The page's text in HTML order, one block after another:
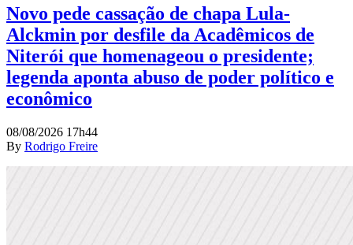
Novo pede cassação de chapa Lula-
Alckmin por desfile da Acadêmicos de
Niterói que homenageou o presidente;
legenda aponta abuso de poder político e
econômico
08/08/2026 17h44
By Rodrigo Freire